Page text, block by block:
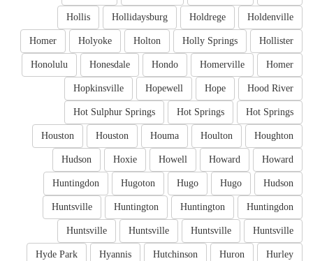
Holdenville
Holdrege
Hollidaysburg
Hollis
Hollister
Holly Springs
Holton
Holyoke
Homer
Homer
Homerville
Hondo
Honesdale
Honolulu
Hood River
Hope
Hopewell
Hopkinsville
Hot Springs
Hot Springs
Hot Sulphur Springs
Houghton
Houlton
Houma
Houston
Houston
Howard
Howard
Howell
Hoxie
Hudson
Hudson
Hugo
Hugo
Hugoton
Huntingdon
Huntingdon
Huntington
Huntington
Huntsville
Huntsville
Huntsville
Huntsville
Huntsville
Hurley
Huron
Hutchinson
Hyannis
Hyde Park